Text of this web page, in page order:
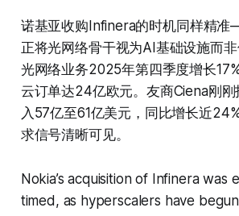
诺基亚收购Infinera的时机同样精
正将光网络骨干视为AI基础设施而非
光网络业务2025年第四季度增长
云订单达24亿欧元。友商Ciena刚
入57亿至61亿美元，同比增长近
求信号清晰可见。
Nokia’s acquisition of Infinera was
timed, as hyperscalers have